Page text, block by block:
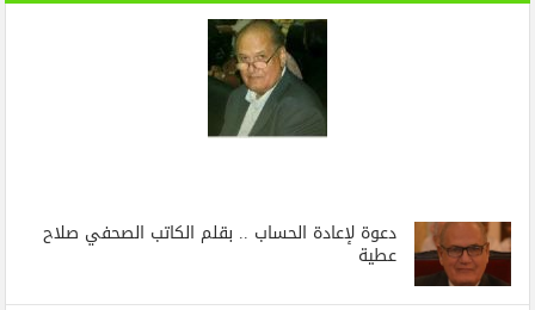
دعوة لإعادة الحساب .. بقلم الكاتب الصحفي صلاح
عطية